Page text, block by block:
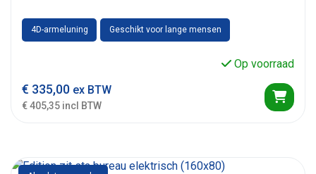
4D-armeluning Geschikt voor lange mensen
Op voorraad
€ 335,00 ex BTW
€ 405,35 incl BTW